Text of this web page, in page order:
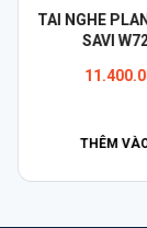
TAI NGHE
SAVI
THÊM